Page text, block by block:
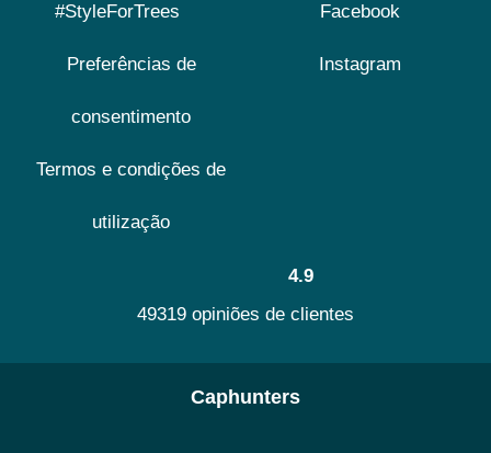
#StyleForTrees
Preferências de
consentimento
Termos e condições de
utilização
Facebook
Instagram
4.9
49319 opiniões de clientes
Caphunters